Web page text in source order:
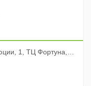
1, ТЦ Фортуна, пав. 36